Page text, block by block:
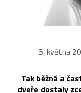
5. května
Tak běžná a
dveře dostaly